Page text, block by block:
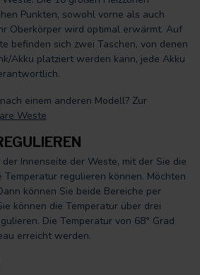
Punkten, sowohl vorne als auch
Oberkörper wird optimal erwärmt. Auf
befinden sich zwei Taschen, von denen
Akku platziert werden kann, jede Akku
einem anderen Modell? Zur
Weste
Innenseite der Weste, mit der Sie die
Temperatur regulieren können. Möchten
können Sie beide Bereiche per
können die Temperatur über drei
Die Temperatur von 68° Grad
erreicht werden.